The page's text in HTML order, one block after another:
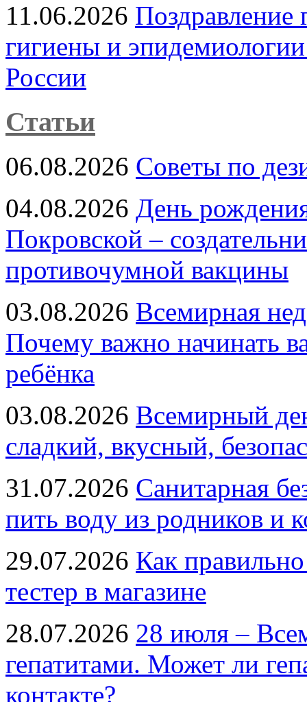
11.06.2026 Поздравление
гигиены и
России
Статьи
06.08.2026 Советы по
04.08.2026 День
Покровской –
противочумной вакцины
03.08.2026 Всемирная
Почему важно начинать
ребёнка
03.08.2026 Всемирный
сладкий, вкусный,
31.07.2026 Санитарная
пить воду из родников и
29.07.2026 Как
тестер в магазине
28.07.2026 28 июля –
гепатитами. Может ли
контакте?